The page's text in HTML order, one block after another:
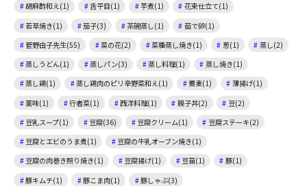
胡麻酢和え(1)
舌平目(1) 芋煮(1)
花束仕立て(1)
若草焼き(1)
茄子(3) 茶碗蒸し(1)
茹で卵(1)
菅野由子先生(55)
菜の花(2) 菜種蒸し焼き(1) 葱(1)
蒸し(2)
蒸しうどん(1)
蒸しパン(3) 蒸し料理(1)
蒸し焼き(1)
蒸し鶏(1)
蒸し鶏肉のピリ辛野菜和え(1) 蕎麦(1)
薄揚げ(1)
薬味(1)
行者菜(1) 西洋料理(1) 親子丼(2)
豆(2)
豆乳スープ(1)
豆腐(36) 豆腐クリーム(1)
豆腐ステーキ(2)
豆腐とエビのうま煮(1)
豆腐の牛乳オーブン焼き(1)
豆腐の肉巻き照り焼き(1)
豆腐揚げ(1) 豆苗(1)
豚(1)
豚キムチ(1)
豚こま肉(1)
豚しゃぶ(3)